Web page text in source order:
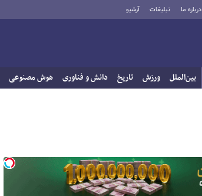
درباره ما تبلیغات آرشیو
بین‌الملل ورزش تاریخ دانش و فناوری هوش مصنوعی